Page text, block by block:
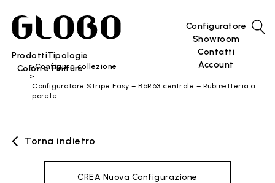
ProdottiTipologie
Colori e Finiture
Configuratore
Showroom
Contatti
Account
Configura collezione
Configuratore Stripe Easy – B6R63 centrale – Rubinetteria a
parete
Torna indietro
CREA Nuova Configurazione